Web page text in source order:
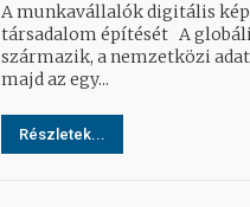
A munkavállalók digitális
társadalom építését A globális GDP hatvan már a digitális értékláncokból
származik, a nemzetközi
majd az egy...
Részletek...